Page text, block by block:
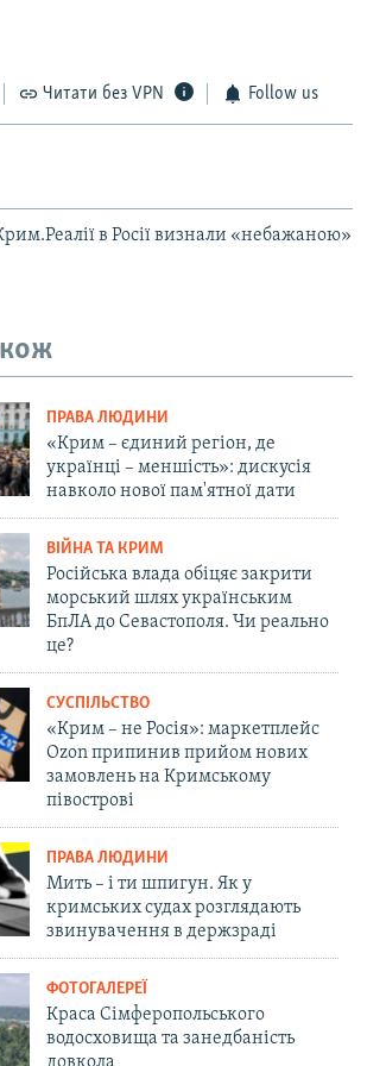
Читати без VPN Follow us
в Росії визнали «небажаною»
ПРАВА ЛЮДИНИ
«Крим – єдиний регіон, де
українці – меншість»: дискусія
навколо нової пам'ятної дати
ВІЙНА ТА КРИМ
Російська влада обіцяє закрити
морський шлях українським
БпЛА до Севастополя. Чи реально
це?
СУСПІЛЬСТВО
«Крим – не Росія»: маркетплейс
Ozon припинив прийом нових
замовлень на Кримському
півострові
ПРАВА ЛЮДИНИ
Мить – і ти шпигун. Як у
кримських судах розглядають
звинувачення в держзраді
ФОТОГАЛЕРЕЇ
Краса Сімферопольського
водосховища та занедбаність